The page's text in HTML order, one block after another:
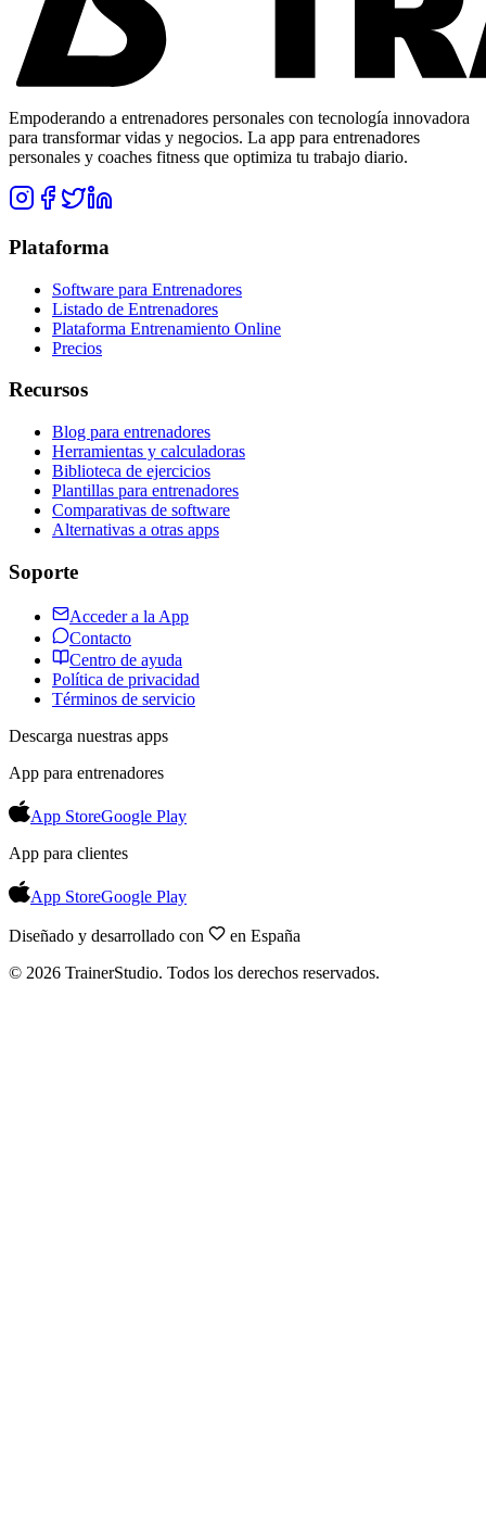
Empoderando a entrenadores personales con tecnología innovadora
para transformar vidas y negocios. La app para entrenadores
personales y coaches fitness que optimiza tu trabajo diario.
Plataforma
Software para Entrenadores
Listado de Entrenadores
Plataforma Entrenamiento Online
Precios
Recursos
Blog para entrenadores
Herramientas y calculadoras
Biblioteca de ejercicios
Plantillas para entrenadores
Comparativas de software
Alternativas a otras apps
Soporte
Acceder a la App
Contacto
Centro de ayuda
Política de privacidad
Términos de servicio
Descarga nuestras apps
App para entrenadores
App StoreGoogle Play
App para clientes
App StoreGoogle Play
Diseñado y desarrollado con
en España
© 2026 TrainerStudio. Todos los derechos reservados.